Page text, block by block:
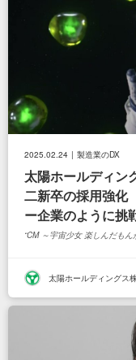
太陽ホールディン
二新卒の採用強
ー企業のように挑
CM ～宇宙少女 楽しんだも
2025.02.24 製造業のDX
太陽ホールディングス